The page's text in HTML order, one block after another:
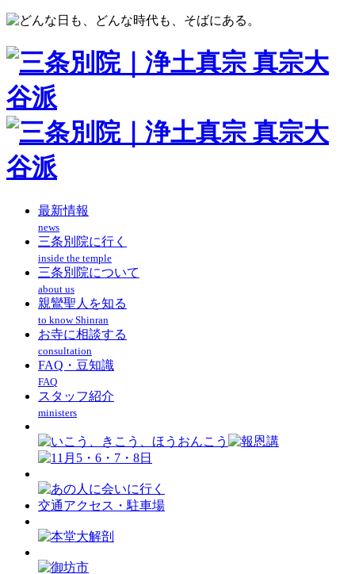
最新情報
news
三条別院に行く
inside the temple
三条別院について
about us
親鸞聖人を知る
to know Shinran
お寺に相談する
consultation
FAQ・豆知識
FAQ
スタッフ紹介
ministers
交通アクセス・駐車場